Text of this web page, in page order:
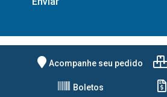
Acompanhe seu pedido
Boletos